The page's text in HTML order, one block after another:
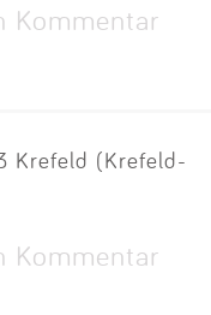
Kommentar
Krefeld (Krefeld-
Kommentar